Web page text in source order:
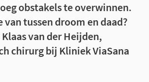
obstakels te overwinnen.
van tussen droom en daad?
van der Heijden,
chirurg bij Kliniek ViaSana